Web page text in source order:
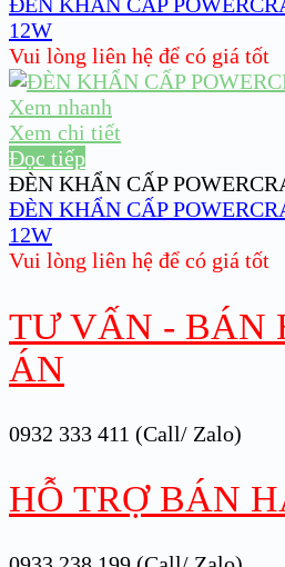
ĐÈN KHẨN CẤP
12W
Vui lòng liên hệ để có giá tốt
Xem nhanh
Xem chi tiết
Đọc tiếp
ĐÈN KHẨN CẤP
ĐÈN KHẨN CẤP
12W
Vui lòng liên hệ để có giá tốt
TƯ VẤN - BÁN
ÁN
0932 333 411 (Call/ Zalo)
HỖ TRỢ BÁN